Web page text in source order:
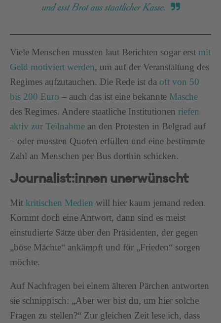
und esst Brot aus staatlicher Kasse.
Viele Menschen mussten laut Berichten sogar erst mit
Geld motiviert werden, um auf der Veranstaltung des
Regimes aufzutauchen. Die Rede ist da oft von 50
bis 200 Euro – auch das ist eine bekannte Masche
des Regimes. Andere staatliche Institutionen riefen
aktiv zur Teilnahme an den Protesten in Belgrad auf
– oder mussten Quoten erfüllen und eine bestimmte
Zahl an Menschen per Bus dorthin schicken.
Journalist:innen unerwünscht
Mit kritischen Medien will hier kaum jemand reden.
Kommt doch eine Antwort, dann sind es meist
einstudierte Sätze über den Präsidenten, der gegen
„böse Mächte“ ankämpft und für „Frieden“ sorgen
möchte.
Auf Nachfragen bei einem älteren Pärchen antworten
sie schnippisch: „Aber wer bist du, um hier solche
Fragen zu stellen?“ Zur gleichen Zeit lese ich, dass